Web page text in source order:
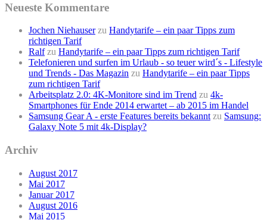
Neueste Kommentare
Jochen Niehauserzu Handytarife – ein paar Tipps zum
richtigen Tarif
Ralfzu Handytarife – ein paar Tipps zum richtigen Tarif
Telefonieren und surfen im Urlaub - so teuer wird´s - Lifestyle
und Trends - Das Magazin zu Handytarife – ein paar Tipps
zum richtigen Tarif
Arbeitsplatz 2.0: 4K-Monitore sind im Trend zu 4k-
Smartphones für Ende 2014 erwartet – ab 2015 im Handel
Samsung Gear A - erste Features bereits bekannt zu Samsung:
Galaxy Note 5 mit 4k-Display?
Archiv
August 2017
Mai 2017
Januar 2017
August 2016
Mai 2015